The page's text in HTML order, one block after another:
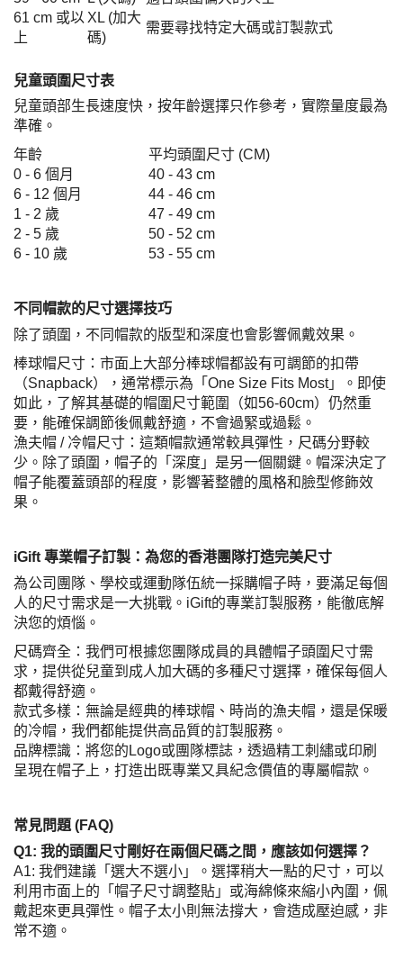
61 cm 或以
上
XL (加大
碼)
需要尋找特定大碼或訂製款式
兒童頭圍尺寸表
兒童頭部生長速度快，按年齡選擇只作參考，實際量度最為
準確。
年齡
平均頭圍尺寸 (CM)
0 - 6 個月
40 - 43 cm
6 - 12 個月
44 - 46 cm
1 - 2 歲
47 - 49 cm
2 - 5 歲
50 - 52 cm
6 - 10 歲
53 - 55 cm
不同帽款的尺寸選擇技巧
除了頭圍，不同帽款的版型和深度也會影響佩戴效果。
棒球帽尺寸：市面上大部分棒球帽都設有可調節的扣帶
（Snapback），通常標示為「One Size Fits Most」。即使
如此，了解其基礎的帽圍尺寸範圍（如56-60cm）仍然重
要，能確保調節後佩戴舒適，不會過緊或過鬆。
漁夫帽 / 冷帽尺寸：這類帽款通常較具彈性，尺碼分野較
少。除了頭圍，帽子的「深度」是另一個關鍵。帽深決定了
帽子能覆蓋頭部的程度，影響著整體的風格和臉型修飾效
果。
iGift 專業帽子訂製：為您的香港團隊打造完美尺寸
為公司團隊、學校或運動隊伍統一採購帽子時，要滿足每個
人的尺寸需求是一大挑戰。iGift的專業訂製服務，能徹底解
決您的煩惱。
尺碼齊全：我們可根據您團隊成員的具體帽子頭圍尺寸需
求，提供從兒童到成人加大碼的多種尺寸選擇，確保每個人
都戴得舒適。
款式多樣：無論是經典的棒球帽、時尚的漁夫帽，還是保暖
的冷帽，我們都能提供高品質的訂製服務。
品牌標識：將您的Logo或團隊標誌，透過精工刺繡或印刷
呈現在帽子上，打造出既專業又具紀念價值的專屬帽款。
常見問題 (FAQ)
Q1: 我的頭圍尺寸剛好在兩個尺碼之間，應該如何選擇？
A1: 我們建議「選大不選小」。選擇稍大一點的尺寸，可以
利用市面上的「帽子尺寸調整貼」或海綿條來縮小內圍，佩
戴起來更具彈性。帽子太小則無法撐大，會造成壓迫感，非
常不適。